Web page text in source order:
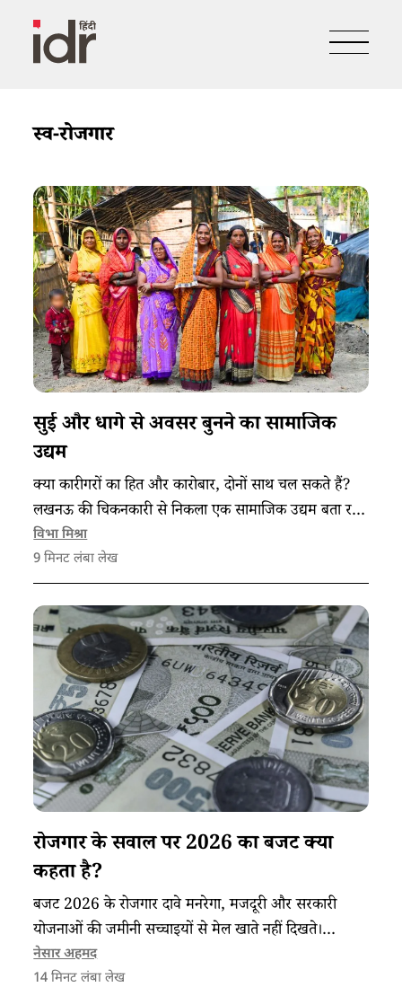
स्व-रोजगार
सुई और धागे से अवसर बुनने का सामाजिक
उद्यम
क्या कारीगरों का हित और कारोबार, दोनों साथ चल सकते हैं?
लखनऊ की चिकनकारी से निकला एक सामाजिक उद्यम बता रहा
है कि स्थानीय स्तर पर रोज़गार की दिशा कैसे बदली जा सकती है।
विभा मिश्रा
9 मिनट लंबा लेख
रोजगार के सवाल पर 2026 का बजट क्या
कहता है?
बजट 2026 के रोजगार दावे मनरेगा, मजदूरी और सरकारी
योजनाओं की जमीनी सच्चाइयों से मेल खाते नहीं दिखते।
असंगठित श्रमिकों के हालात दर्शाते हैं कि कौशल विकास के
बावजूद स्थायी रोजगार अब भी एक दूर का लक्ष्य है।
नेसार अहमद
14 मिनट लंबा लेख